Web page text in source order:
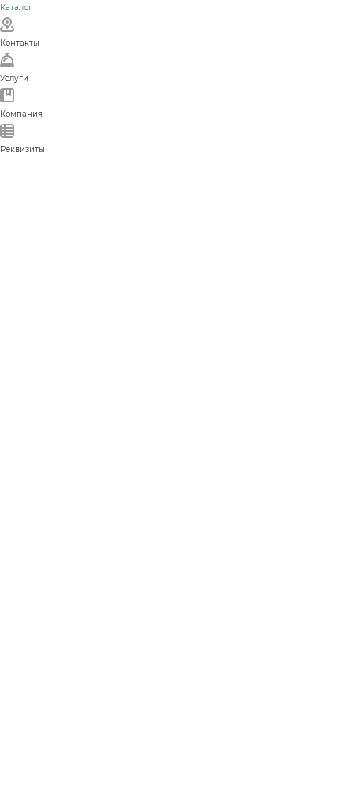
Каталог
Контакты
Услуги
Компания
Реквизиты